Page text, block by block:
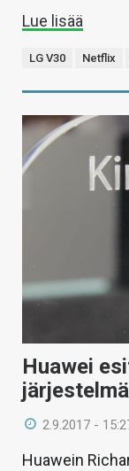
Lue lisää
LG V30 Netflix
Huawei
2.9.2017 -
Huawein